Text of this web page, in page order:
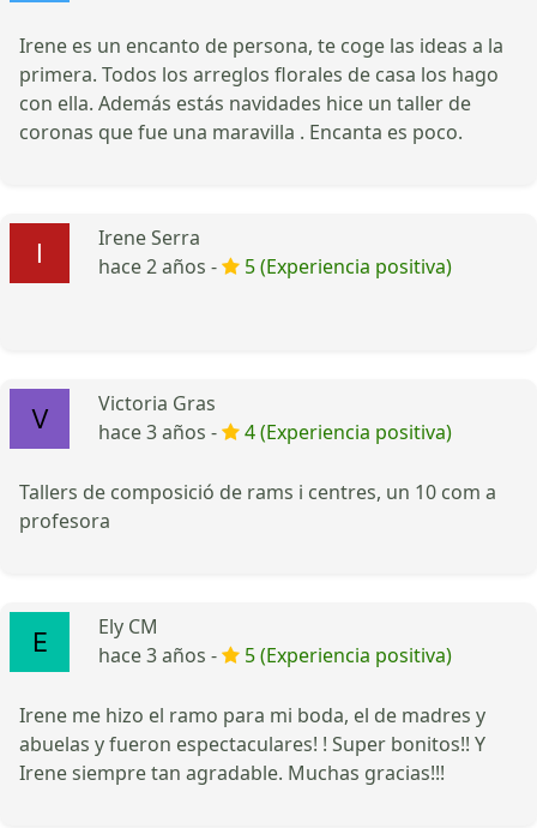
Irene es un encanto de persona, te coge las ideas a la
primera. Todos los arreglos florales de casa los hago
con ella. Además estás navidades hice un taller de
coronas que fue una maravilla . Encanta es poco.
Irene Serra
hace 2 años -
5 (Experiencia positiva)
Victoria Gras
hace 3 años -
4 (Experiencia positiva)
Tallers de composició de rams i centres, un 10 com a
profesora
Ely CM
hace 3 años -
5 (Experiencia positiva)
Irene me hizo el ramo para mi boda, el de madres y
abuelas y fueron espectaculares! ! Super bonitos!! Y
Irene siempre tan agradable. Muchas gracias!!!